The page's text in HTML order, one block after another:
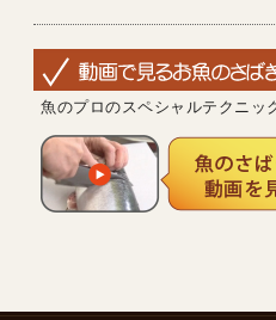
魚のプロのスペシャルテクニッ